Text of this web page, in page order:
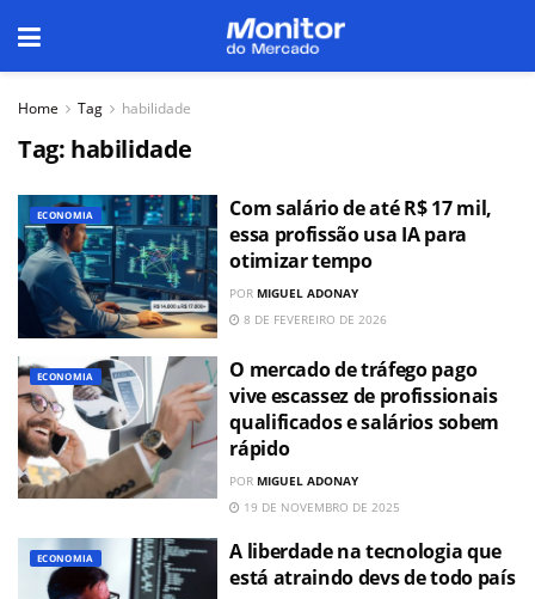
Home Tag habilidade
Tag: habilidade
ECONOMIA
Com salário de até R$ 17 mil,
essa profissão usa IA para
otimizar tempo
POR MIGUEL ADONAY
8 DE FEVEREIRO DE 2026
ECONOMIA
O mercado de tráfego pago
vive escassez de profissionais
qualificados e salários sobem
rápido
POR MIGUEL ADONAY
19 DE NOVEMBRO DE 2025
ECONOMIA
A liberdade na tecnologia que
está atraindo devs de todo país